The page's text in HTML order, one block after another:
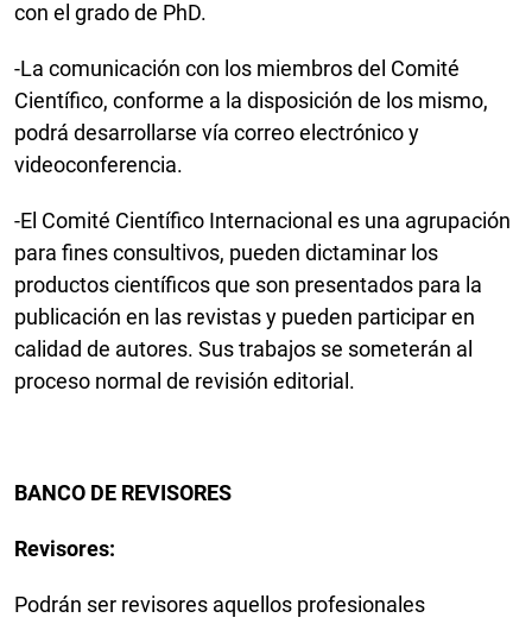
con el grado de PhD.
-La comunicación con los miembros del Comité
Científico, conforme a la disposición de los mismo,
podrá desarrollarse vía correo electrónico y
videoconferencia.
-El Comité Científico Internacional es una agrupación
para fines consultivos, pueden dictaminar los
productos científicos que son presentados para la
publicación en las revistas y pueden participar en
calidad de autores. Sus trabajos se someterán al
proceso normal de revisión editorial.
BANCO DE REVISORES
Revisores:
Podrán ser revisores aquellos profesionales